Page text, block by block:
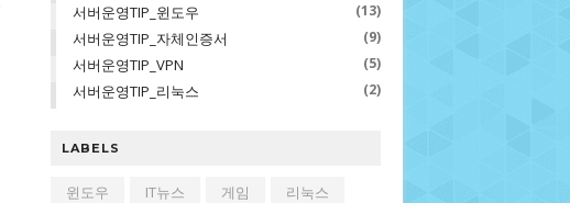
서버운영TIP_윈도우 (13)
서버운영TIP_자체인증서 (9)
서버운영TIP_VPN (5)
서버운영TIP_리눅스 (2)
LABELS
윈도우 IT뉴스 게임
리눅스